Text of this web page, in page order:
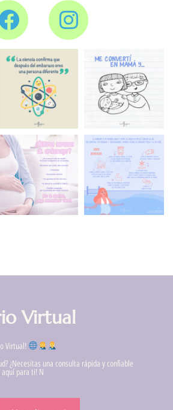
Virtual
Virtual!
¿Necesitas una consulta rápida y confiable
aquí para ti! N